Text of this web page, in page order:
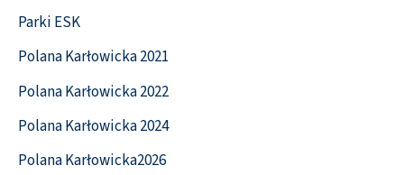
Parki ESK
Polana Karłowicka 2021
Polana Karłowicka 2022
Polana Karłowicka 2024
Polana Karłowicka2026